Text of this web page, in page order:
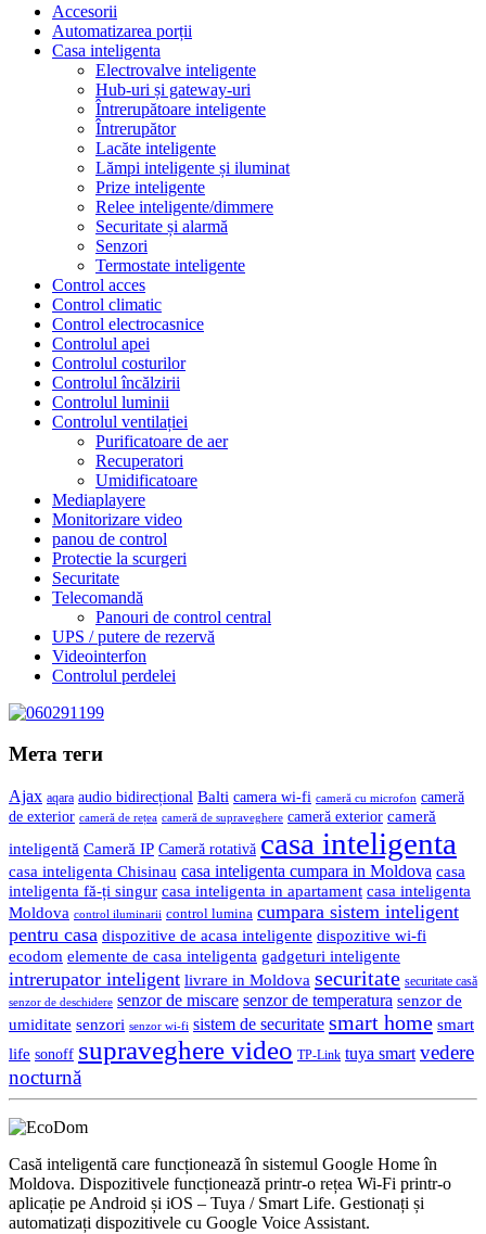
Accesorii
Automatizarea porții
Casa inteligenta
Electrovalve inteligente
Hub-uri și gateway-uri
Întrerupătoare inteligente
Întrerupător
Lacăte inteligente
Lămpi inteligente și iluminat
Prize inteligente
Relee inteligente/dimmere
Securitate și alarmă
Senzori
Termostate inteligente
Control acces
Control climatic
Control electrocasnice
Controlul apei
Controlul costurilor
Controlul încălzirii
Controlul luminii
Controlul ventilației
Purificatoare de aer
Recuperatori
Umidificatoare
Mediaplayere
Monitorizare video
panou de control
Protectie la scurgeri
Securitate
Telecomandă
Panouri de control central
UPS / putere de rezervă
Videointerfon
Сontrolul perdelei
Мета теги
Ajax aqara audio bidirecțional Balti camera wi-fi cameră cu microfon cameră
de exterior cameră de rețea cameră de supraveghere cameră exterior cameră
inteligentă Cameră IP Cameră rotativă casa inteligenta
casa inteligenta Chisinau casa inteligenta cumpara in Moldova casa
inteligenta fă-ți singur casa inteligenta in apartament casa inteligenta
Moldova control iluminarii control lumina cumpara sistem inteligent
pentru casa dispozitive de acasa inteligente dispozitive wi-fi
ecodom elemente de casa inteligenta gadgeturi inteligente
intrerupator inteligent livrare in Moldova securitate securitate casă
senzor de deschidere senzor de miscare senzor de temperatura senzor de
umiditate senzori senzor wi-fi sistem de securitate smart home smart
life sonoff supraveghere video TP-Link tuya smart vedere
nocturnă
Casă inteligentă care funcționează în sistemul Google Home în
Moldova. Dispozitivele funcționează printr-o rețea Wi-Fi printr-o
aplicație pe Android și iOS – Tuya / Smart Life. Gestionați și
automatizați dispozitivele cu Google Voice Assistant.